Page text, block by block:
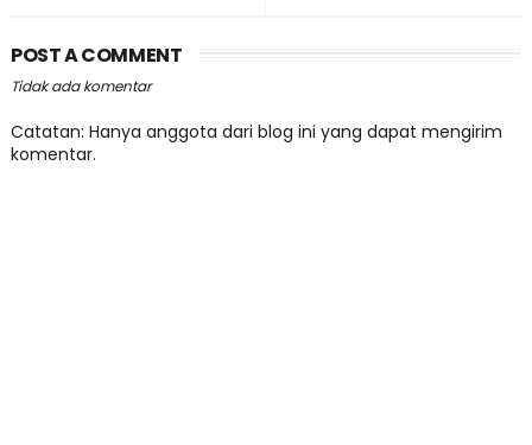
POST A COMMENT
Tidak ada komentar
Catatan: Hanya anggota dari blog ini yang dapat mengirim
komentar.